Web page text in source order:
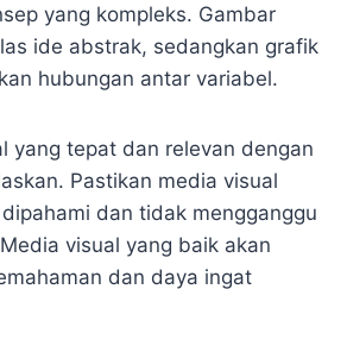
yang kompleks. Gambar
ide abstrak, sedangkan grafik
hubungan antar variabel.
yang tepat dan relevan dengan
Pastikan media visual
dan tidak mengganggu
visual yang baik akan
dan daya ingat